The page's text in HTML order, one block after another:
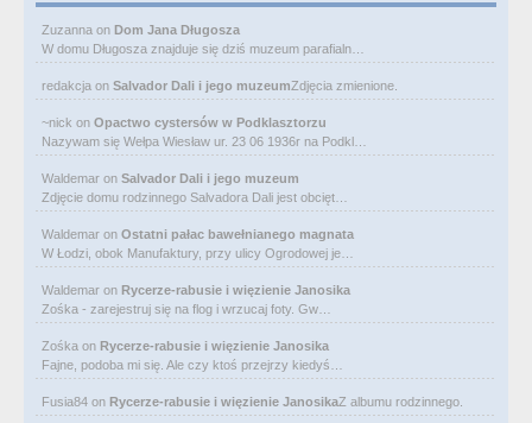
Zuzanna on Dom Jana Długosza
W domu Długosza znajduje się dziś muzeum parafialn…
redakcja on Salvador Dali i jego muzeumZdjęcia zmienione.
~nick on Opactwo cystersów w Podklasztorzu
Nazywam się Wełpa Wiesław ur. 23 06 1936r na Podkl…
Waldemar on Salvador Dali i jego muzeum
Zdjęcie domu rodzinnego Salvadora Dali jest obcięt…
Waldemar on Ostatni pałac bawełnianego magnata
W Łodzi, obok Manufaktury, przy ulicy Ogrodowej je…
Waldemar on Rycerze-rabusie i więzienie Janosika
Zośka - zarejestruj się na flog i wrzucaj foty. Gw…
Zośka on Rycerze-rabusie i więzienie Janosika
Fajne, podoba mi się. Ale czy ktoś przejrzy kiedyś…
Fusia84 on Rycerze-rabusie i więzienie JanosikaZ albumu rodzinnego.